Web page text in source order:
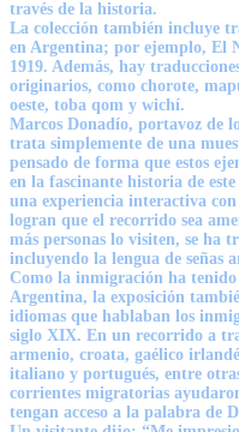
través de la historia.
La colección también incluye
en Argentina; por ejemplo, El
1919. Además, hay
originarios, como chorote,
oeste, toba qom y wichí.
Marcos Donadío, portavoz de
trata simplemente de una
pensado de forma que estos
en la fascinante historia de
una experiencia interactiva con
logran que el recorrido sea
más personas lo visiten, se ha
incluyendo la lengua de señas
Como la inmigración ha
Argentina, la exposición
idiomas que hablaban los
siglo XIX. En un recorrido a
armenio, croata, gaélico
italiano y portugués, entre
corrientes migratorias
tengan acceso a la palabra de